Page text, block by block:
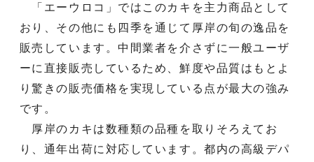
「エーウロコ」ではこのカキを主力商品として
おり、その他にも四季を通じて厚岸の旬の逸品を
販売しています。中間業者を介さずに一般ユーザ
ーに直接販売しているため、鮮度や品質はもとよ
り驚きの販売価格を実現している点が最大の強み
です。
厚岸のカキは数種類の品種を取りそろえてお
り、通年出荷に対応しています。都内の高級デパ